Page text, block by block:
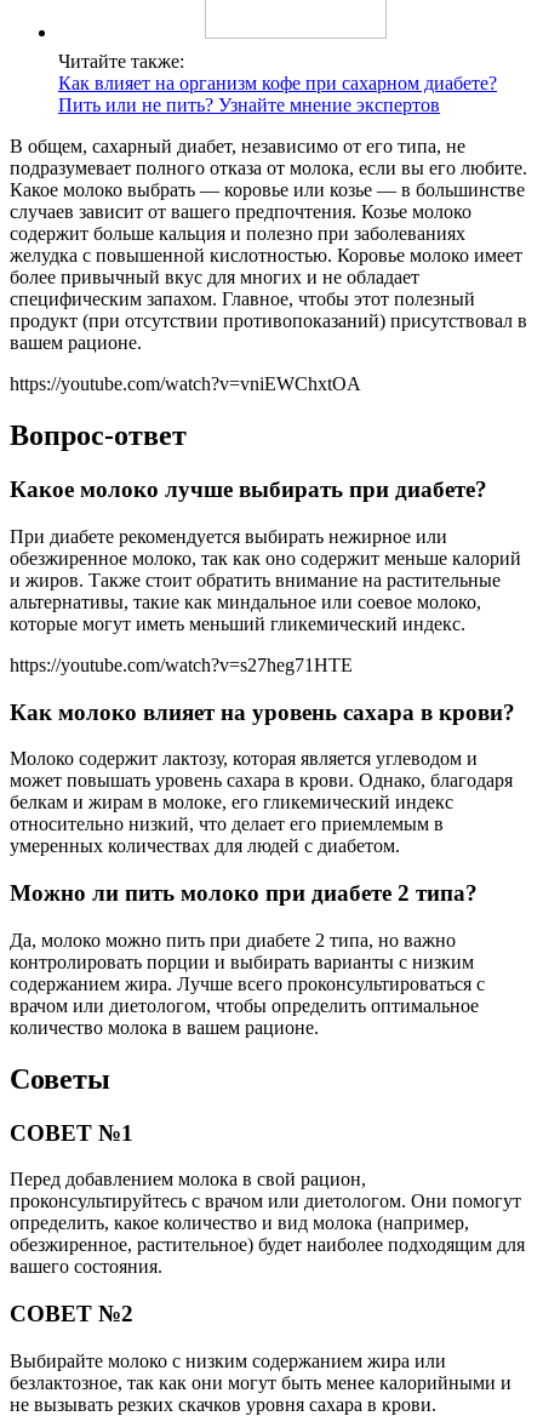
Читайте также:
Как влияет на организм кофе при сахарном диабете?
Пить или не пить? Узнайте мнение экспертов
В общем, сахарный диабет, независимо от его типа, не
подразумевает полного отказа от молока, если вы его любите.
Какое молоко выбрать — коровье или козье — в большинстве
случаев зависит от вашего предпочтения. Козье молоко
содержит больше кальция и полезно при заболеваниях
желудка с повышенной кислотностью. Коровье молоко имеет
более привычный вкус для многих и не обладает
специфическим запахом. Главное, чтобы этот полезный
продукт (при отсутствии противопоказаний) присутствовал в
вашем рационе.
https://youtube.com/watch?v=vniEWChxtOA
Вопрос-ответ
Какое молоко лучше выбирать при диабете?
При диабете рекомендуется выбирать нежирное или
обезжиренное молоко, так как оно содержит меньше калорий
и жиров. Также стоит обратить внимание на растительные
альтернативы, такие как миндальное или соевое молоко,
которые могут иметь меньший гликемический индекс.
https://youtube.com/watch?v=s27heg71HTE
Как молоко влияет на уровень сахара в крови?
Молоко содержит лактозу, которая является углеводом и
может повышать уровень сахара в крови. Однако, благодаря
белкам и жирам в молоке, его гликемический индекс
относительно низкий, что делает его приемлемым в
умеренных количествах для людей с диабетом.
Можно ли пить молоко при диабете 2 типа?
Да, молоко можно пить при диабете 2 типа, но важно
контролировать порции и выбирать варианты с низким
содержанием жира. Лучше всего проконсультироваться с
врачом или диетологом, чтобы определить оптимальное
количество молока в вашем рационе.
Советы
СОВЕТ №1
Перед добавлением молока в свой рацион,
проконсультируйтесь с врачом или диетологом. Они помогут
определить, какое количество и вид молока (например,
обезжиренное, растительное) будет наиболее подходящим для
вашего состояния.
СОВЕТ №2
Выбирайте молоко с низким содержанием жира или
безлактозное, так как они могут быть менее калорийными и
не вызывать резких скачков уровня сахара в крови.